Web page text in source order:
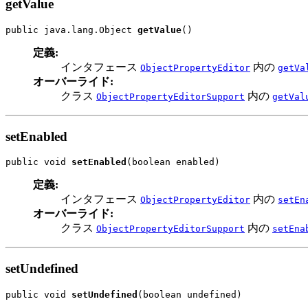
getValue
public java.lang.Object getValue()
定義:
インタフェース ObjectPropertyEditor 内の
オーバーライド:
クラス ObjectPropertyEditorSupport 内の
setEnabled
public void setEnabled (boolean enabled)
定義:
インタフェース ObjectPropertyEditor 内の
オーバーライド:
クラス ObjectPropertyEditorSupport 内の
setUndefined
public void setUndefined (boolean undefined)